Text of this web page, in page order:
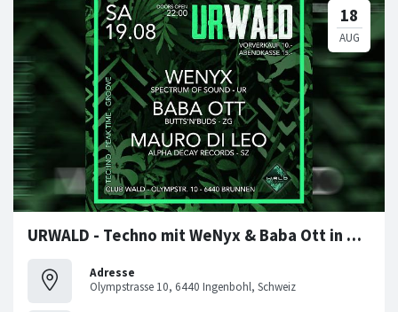
URWALD - Techno mit WeNyx & Baba Ott in Brunnen
Adresse
Olympstrasse 10, 6440 Ingenbohl, Schweiz